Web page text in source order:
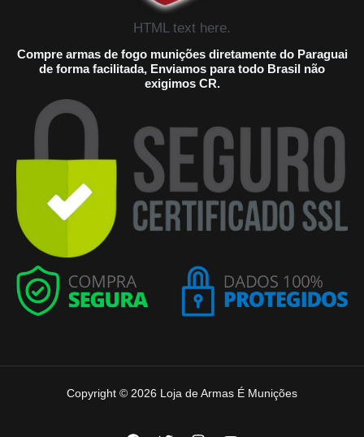
HTML text here.
Compre armas de fogo munições diretamente do Paraguai
de forma facilitada, Enviamos para todo Brasil não
exigimos CR.
Copyright © 2026 Loja de Armas É Munições